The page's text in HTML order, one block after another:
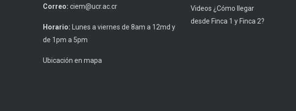
Correo: ciem@ucr.ac.cr
Horario: Lunes a viernes de 8am a 12md y
de 1pm a 5pm
Ubicación en mapa
Videos ¿Cómo llegar
desde Finca 1 y Finca 2?